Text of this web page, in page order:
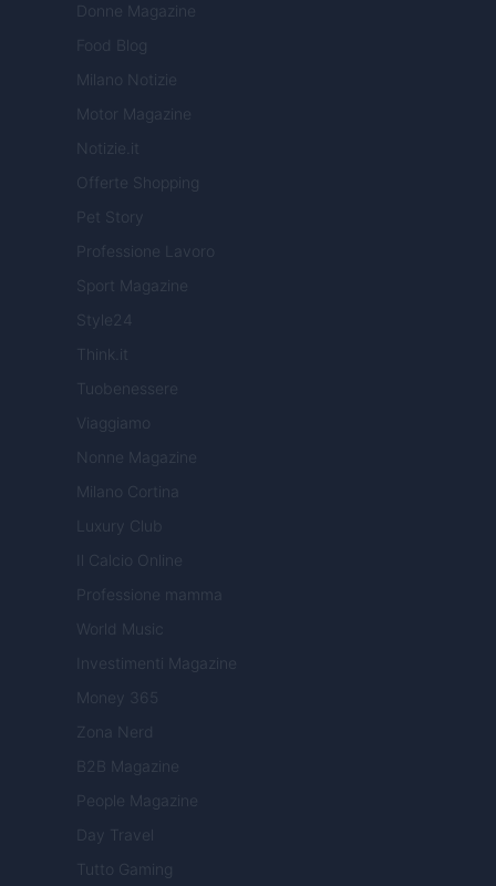
Donne Magazine
Food Blog
Milano Notizie
Motor Magazine
Notizie.it
Offerte Shopping
Pet Story
Professione Lavoro
Sport Magazine
Style24
Think.it
Tuobenessere
Viaggiamo
Nonne Magazine
Milano Cortina
Luxury Club
Il Calcio Online
Professione mamma
World Music
Investimenti Magazine
Money 365
Zona Nerd
B2B Magazine
People Magazine
Day Travel
Tutto Gaming